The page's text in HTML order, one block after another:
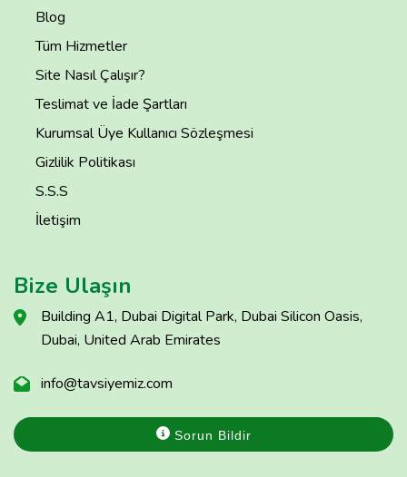
Blog
Tüm Hizmetler
Site Nasıl Çalışır?
Teslimat ve İade Şartları
Kurumsal Üye Kullanıcı Sözleşmesi
Gizlilik Politikası
S.S.S
İletişim
Bize Ulaşın
Building A1, Dubai Digital Park, Dubai Silicon Oasis,
Dubai, United Arab Emirates
info@tavsiyemiz.com
Sorun Bildir